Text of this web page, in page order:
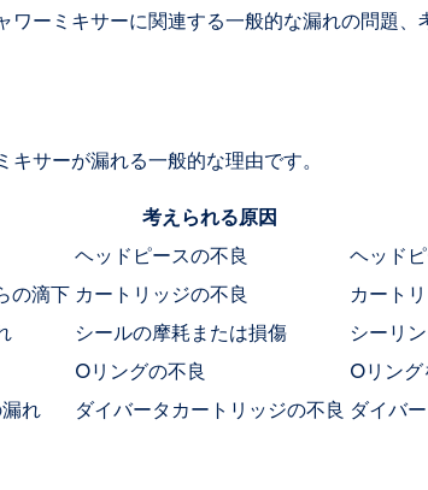
ーミキサーに関連する一般的な漏れの問題
サーが漏れる一般的な理由です。
考えられる原因
ヘッドピースの不良
ヘッド
の滴下 カートリッジの不良
カート
シールの摩耗または損傷
シーリ
Oリングの不良
Oリン
れ
ダイバータカートリッジの不良 ダイバ